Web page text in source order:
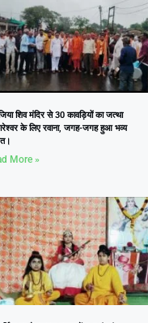
शिव मंदिर से 30 कावड़ियों का जत्था
के लिए रवाना, जगह-जगह हुआ भव्य
More »